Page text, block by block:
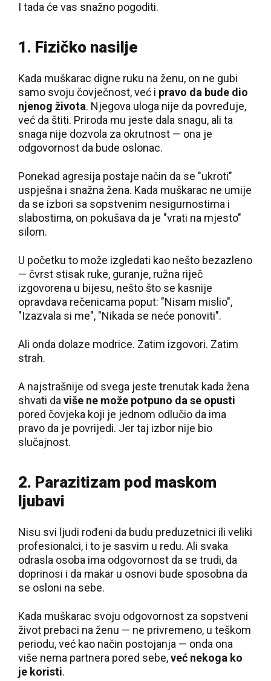
I tada će vas snažno pogoditi.
1. Fizičko nasilje
Kada muškarac digne ruku na ženu, on ne gubi
samo svoju čovječnost, već i pravo da bude dio
njenog života. Njegova uloga nije da povređuje,
već da štiti. Priroda mu jeste dala snagu, ali ta
snaga nije dozvola za okrutnost — ona je
odgovornost da bude oslonac.
Ponekad agresija postaje način da se "ukroti"
uspješna i snažna žena. Kada muškarac ne umije
da se izbori sa sopstvenim nesigurnostima i
slabostima, on pokušava da je "vrati na mjesto"
silom.
U početku to može izgledati kao nešto bezazleno
— čvrst stisak ruke, guranje, ružna riječ
izgovorena u bijesu, nešto što se kasnije
opravdava rečenicama poput: "Nisam mislio",
"Izazvala si me", "Nikada se neće ponoviti".
Ali onda dolaze modrice. Zatim izgovori. Zatim
strah.
A najstrašnije od svega jeste trenutak kada žena
shvati da više ne može potpuno da se opusti
pored čovjeka koji je jednom odlučio da ima
pravo da je povrijedi. Jer taj izbor nije bio
slučajnost.
2. Parazitizam pod maskom
ljubavi
Nisu svi ljudi rođeni da budu preduzetnici ili veliki
profesionalci, i to je sasvim u redu. Ali svaka
odrasla osoba ima odgovornost da se trudi, da
doprinosi i da makar u osnovi bude sposobna da
se osloni na sebe.
Kada muškarac svoju odgovornost za sopstveni
život prebaci na ženu — ne privremeno, u teškom
periodu, već kao način postojanja — onda ona
više nema partnera pored sebe,već nekoga ko
je koristi.